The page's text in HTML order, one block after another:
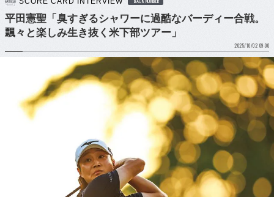
平田憲聖「臭すぎるシャワーに過酷なバーディー合戦。
飄々と楽しみ生き抜く米下部ツアー」
2025/10/02 09:00